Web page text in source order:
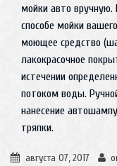
мойки авто вручную.
способе мойки
моющее средство
лакокрасочное
истечении
потоком воды.
нанесение
тряпки.
августа 07, 2017